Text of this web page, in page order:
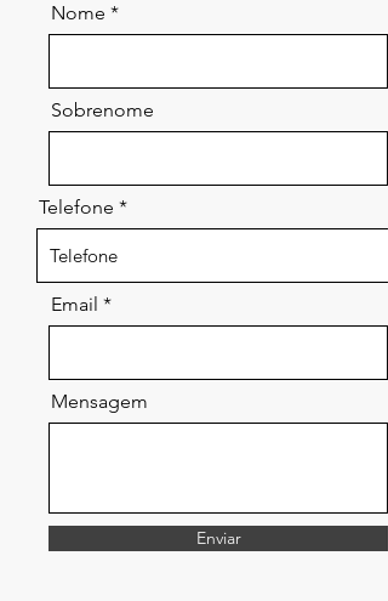
Nome
Sobrenome
Telefone
Email
Mensagem
Enviar